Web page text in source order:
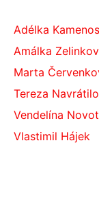
Adélka
Amálka
Marta
Tereza
Vendelína
Vlastimil Hájek